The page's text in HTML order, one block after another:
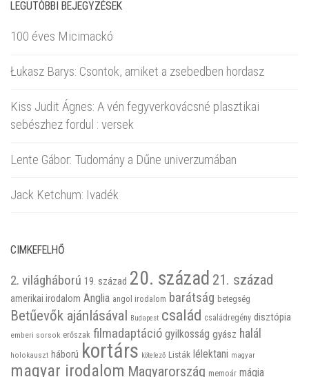
LEGUTÓBBI BEJEGYZÉSEK
100 éves Micimackó
Łukasz Barys: Csontok, amiket a zsebedben hordasz
Kiss Judit Ágnes: A vén fegyverkovácsné plasztikai
sebészhez fordul : versek
Lente Gábor: Tudomány a Dűne univerzumában
Jack Ketchum: Ivadék
CIMKEFELHŐ
2. világháború 19. század 20. század 21. század
amerikai irodalom Anglia angol irodalom barátság betegség
Betűevők ajánlásával Budapest család családregény disztópia
emberi sorsok erőszak filmadaptáció gyilkosság gyász halál
holokauszt háború kortárs kötelező Listák lélektani magyar
magyar irodalom Magyarország memoár mágia